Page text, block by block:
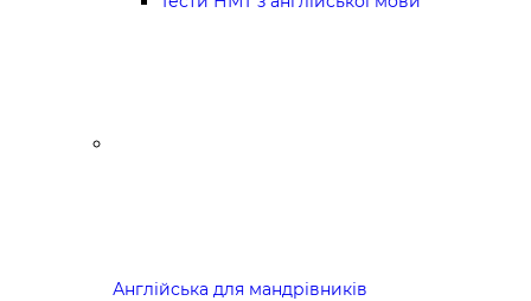
Англійська для мандрівників